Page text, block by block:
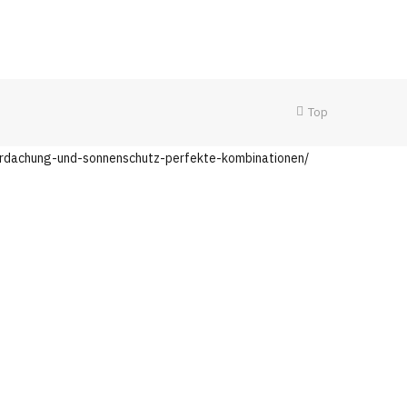
Top
und-sonnenschutz-perfekte-kombinationen/